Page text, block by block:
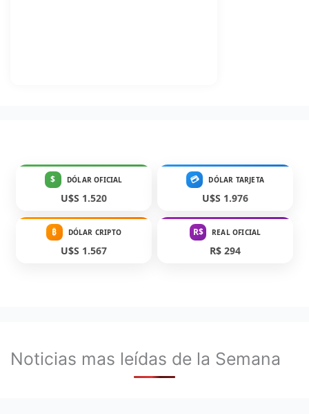
$ DÓLAR OFICIAL
U$S 1.520
💳 DÓLAR TARJETA
U$S 1.976
₿ DÓLAR CRIPTO
U$S 1.567
R$ REAL OFICIAL
R$ 294
Noticias mas leídas de la Semana